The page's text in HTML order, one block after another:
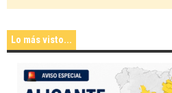
Lo más visto...